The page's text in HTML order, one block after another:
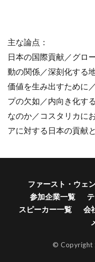
主な論点：
日本の国際貢献／グロ
動の関係／深刻化する
価値を生み出すために
プの欠如／内向き化す
なのか／コスタリカに
アに対する日本の貢献
ファースト・ウェ
参加企業一覧
スピーカー一覧
会
© Copyright